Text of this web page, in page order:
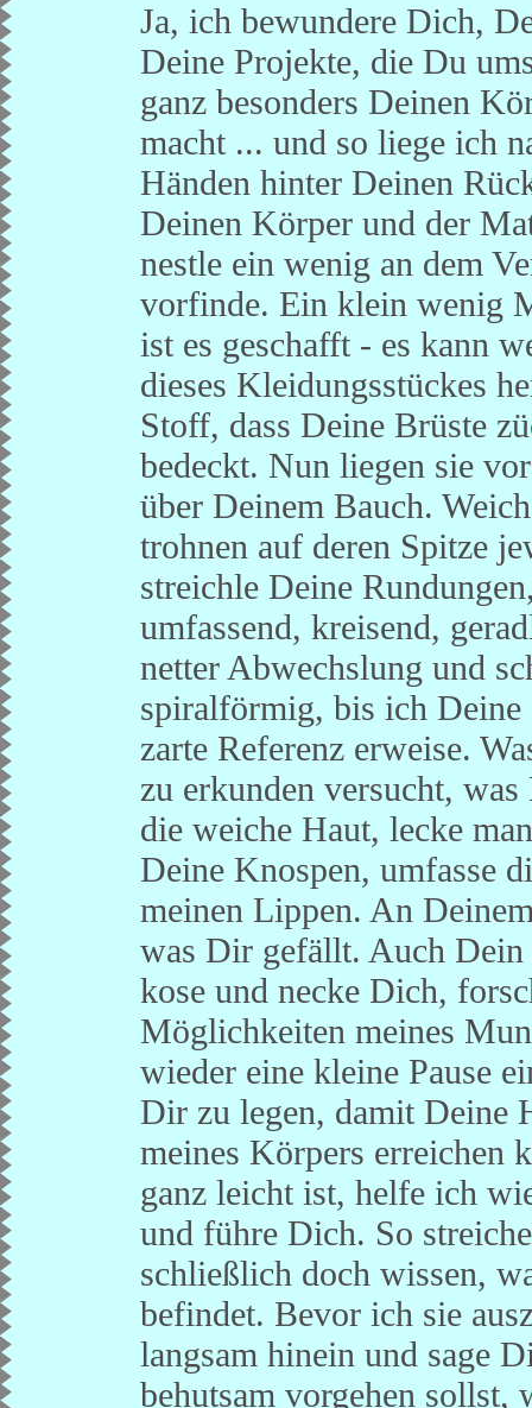
Ja, ich bewundere Dich,
Deine Projekte, die Du
ganz besonders Deinen
macht ... und so liege ich
Händen hinter Deinen
Deinen Körper und der
nestle ein wenig an dem
vorfinde. Ein klein wenig
ist es geschafft - es kann
dieses Kleidungsstückes
Stoff, dass Deine Brüste
bedeckt. Nun liegen sie
über Deinem Bauch.
trohnen auf deren Spitze
streichle Deine
umfassend, kreisend,
netter Abwechslung und
spiralförmig, bis ich Deine
zarte Referenz erweise.
zu erkunden versucht,
die weiche Haut, lecke
Deine Knospen, umfasse
meinen Lippen. An
was Dir gefällt. Auch
kose und necke Dich,
Möglichkeiten meines
wieder eine kleine Pause
Dir zu legen, damit Deine
meines Körpers erreichen
ganz leicht ist, helfe ich
und führe Dich. So
schließlich doch wissen,
befindet. Bevor ich sie
langsam hinein und sage
behutsam vorgehen sollst,